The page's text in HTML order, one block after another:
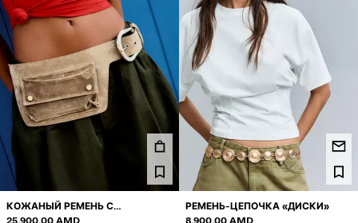
КОЖАНЫЙ РЕМЕНЬ С
РЕМЕНЬ-ЦЕПОЧКА «ДИСКИ»